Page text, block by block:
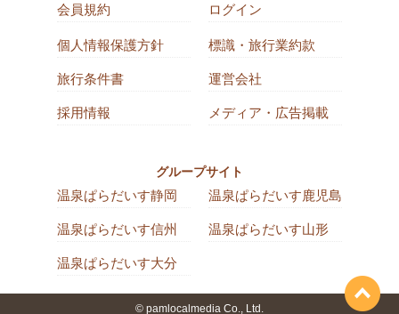
会員規約 ログイン
個人情報保護方針 標識・旅行業約款
旅行条件書 運営会社
採用情報 メディア・広告掲載
グループサイト
温泉ぱらだいす静岡 温泉ぱらだいす鹿児島
温泉ぱらだいす信州 温泉ぱらだいす山形
温泉ぱらだいす大分
© pamlocalmedia Co., Ltd.